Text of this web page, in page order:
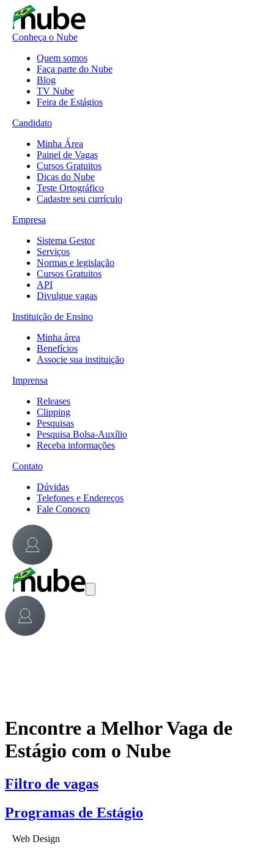
Conheça o Nube
Quem somos
Faça parte do Nube
Blog
TV Nube
Feira de Estágios
Candidato
Minha Área
Painel de Vagas
Cursos Gratuitos
Dicas do Nube
Teste Ortográfico
Cadastre seu currículo
Empresa
Sistema Gestor
Serviços
Normas e legislação
Cursos Gratuitos
API
Divulgue vagas
Instituição de Ensino
Minha área
Benefícios
Associe sua instituição
Imprensa
Releases
Clipping
Pesquisas
Pesquisa Bolsa-Auxílio
Receba informações
Contato
Dúvidas
Telefones e Endereços
Fale Conosco
Encontre a Melhor Vaga de
Estágio com o Nube
Filtro de vagas
Programas de Estágio
Web Design